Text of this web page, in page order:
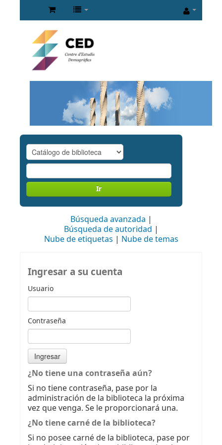
Ir
Búsqueda avanzada
Búsqueda de autoridad
Nube de etiquetas
Nube de temas
Ingresar a su cuenta
Usuario
Contraseña
¿No tiene una contraseña aún?
Si no tiene contraseña, pase por la
administración de la biblioteca la próxima
vez que venga. Se le proporcionará una.
¿No tiene carné de la biblioteca?
Si no posee carné de la biblioteca, pase por